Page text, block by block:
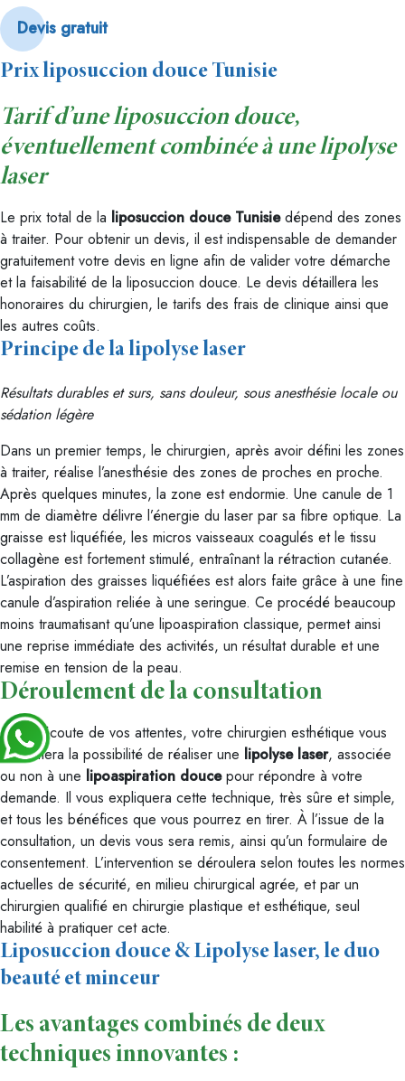
Devis gratuit
Prix liposuccion douce Tunisie
Tarif d’une liposuccion douce,
éventuellement combinée à une lipolyse
laser
Le prix total de la liposuccion douce Tunisiedépend des zones
à traiter. Pour obtenir un devis, il est indispensable de demander
gratuitement votre devis en ligne afin de valider votre démarche
et la faisabilité de la liposuccion douce. Le devis détaillera les
honoraires du chirurgien, le tarifs des frais de clinique ainsi que
les autres coûts.
Principe de la lipolyse laser
Résultats durables et surs, sans douleur, sous anesthésie locale ou
sédation légère
Dans un premier temps, le chirurgien, après avoir défini les zones
à traiter, réalise l’anesthésie des zones de proches en proche.
Après quelques minutes, la zone est endormie. Une canule de 1
mm de diamètre délivre l’énergie du laser par sa fibre optique. La
graisse est liquéfiée, les micros vaisseaux coagulés et le tissu
collagène est fortement stimulé, entraînant la rétraction cutanée.
L’aspiration des graisses liquéfiées est alors faite grâce à une fine
canule d’aspiration reliée à une seringue. Ce procédé beaucoup
moins traumatisant qu’une lipoaspiration classique, permet ainsi
une reprise immédiate des activités, un résultat durable et une
remise en tension de la peau.
Déroulement de la consultation
Après écoute de vos attentes, votre chirurgien esthétique vous
confirmera la possibilité de réaliser une lipolyse laser, associée
ou non à une lipoaspiration doucepour répondre à votre
demande. Il vous expliquera cette technique, très sûre et simple,
et tous les bénéfices que vous pourrez en tirer. À l’issue de la
consultation, un devis vous sera remis, ainsi qu’un formulaire de
consentement. L’intervention se déroulera selon toutes les normes
actuelles de sécurité, en milieu chirurgical agrée, et par un
chirurgien qualifié en chirurgie plastique et esthétique, seul
habilité à pratiquer cet acte.
Liposuccion douce & Lipolyse laser, le duo
beauté et minceur
Les avantages combinés de deux
techniques innovantes :